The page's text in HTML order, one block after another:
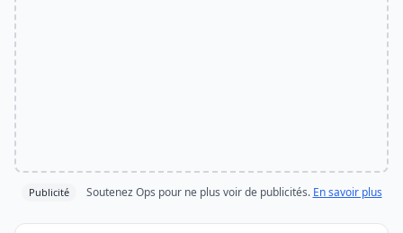
Publicité Soutenez Ops pour ne plus voir de publicités. En savoir plus